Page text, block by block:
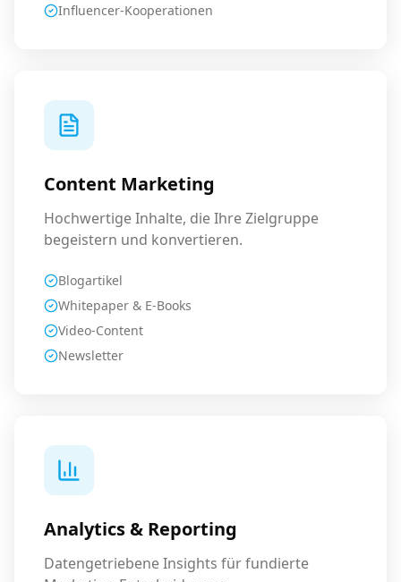
Influencer-Kooperationen
Content Marketing
Hochwertige Inhalte, die Ihre Zielgruppe
begeistern und konvertieren.
Blogartikel
Whitepaper & E-Books
Video-Content
Newsletter
Analytics & Reporting
Datengetriebene Insights für fundierte